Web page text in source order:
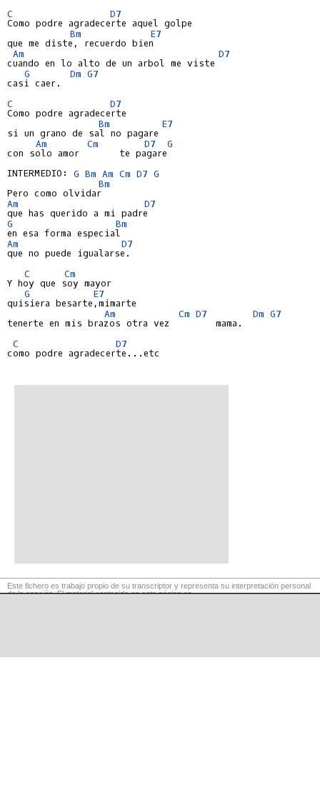
C
D7
Como podre agradecerte aquel golpe
Bm
E7
que me diste, recuerdo bien
Am
D7
cuando en lo alto de un arbol me viste
G
Dm G7
casi caer.
C
D7
Como podre agradecerte
Bm
E7
si un grano de sal no pagare
Am
Cm D7
G
con solo amor       te pagare
INTERMEDIO: G Bm Am Cm D7 G
Bm
Am
D7
G
Bm
Am
D7
que no puede igualarse.
C
Cm
Y hoy que soy mayor
G
E7
quisiera besarte,mimarte
Am
Cm D7 Dm G7
tenerte en mis brazos otra vez        mama.
C
D7
como podre agradecerte...etc
Este fichero es trabajo propio de su transcriptor y representa su interpretación personal
de la canción. El material contenido en esta página es